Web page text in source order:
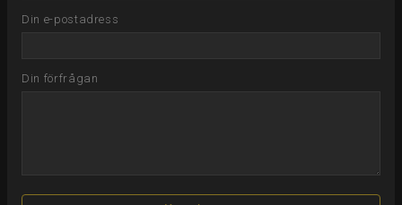
Din e-postadress
Din förfrågan